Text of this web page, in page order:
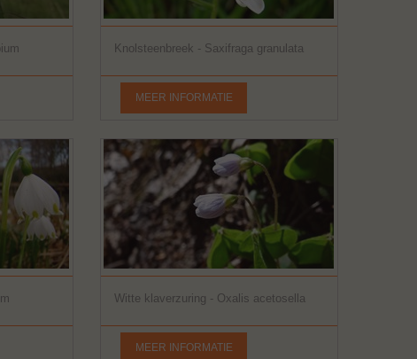
Knolsteenbreek - Saxifraga granulata
MEER INFORMATIE
Witte klaverzuring - Oxalis acetosella
MEER INFORMATIE